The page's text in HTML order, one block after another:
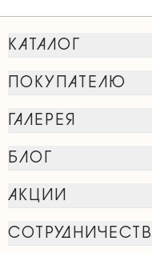
КАТАЛОГ
ПОКУПАТЕЛЮ
ГАЛЕРЕЯ
БЛОГ
АКЦИИ